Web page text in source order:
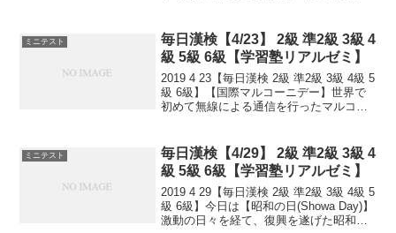
熟語問題などの出来具合が合...
ミニテスト
毎日漢検【4/23】 2級 準2級 3級 4
級 5級 6級【学習塾リアルゼミ】
2019 4 23【毎日漢検 2級 準2級 3級 4級 5
級 6級】【国際マルコーニデー】世界で
初めて無線による通信を行ったマルコー
年、自宅の窓からモールス信号で...
ミニテスト
毎日漢検【4/29】 2級 準2級 3級 4
級 5級 6級【学習塾リアルゼミ】
2019 4 29【毎日漢検 2級 準2級 3級 4級 5
級 6級】今日は【昭和の日(Showa Day)】
激動の日々を経て、復興を遂げた昭和の